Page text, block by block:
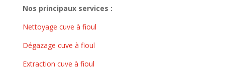
Nos principaux services :
Nettoyage cuve à fioul
Dégazage cuve à fioul
Extraction cuve à fioul